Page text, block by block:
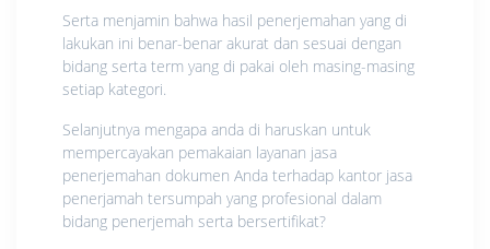
Serta menjamin bahwa hasil penerjemahan yang di
lakukan ini benar-benar akurat dan sesuai dengan
bidang serta term yang di pakai oleh masing-masing
setiap kategori.
Selanjutnya mengapa anda di haruskan untuk
mempercayakan pemakaian layanan jasa
penerjemahan dokumen Anda terhadap kantor jasa
penerjamah tersumpah yang profesional dalam
bidang penerjemah serta bersertifikat?